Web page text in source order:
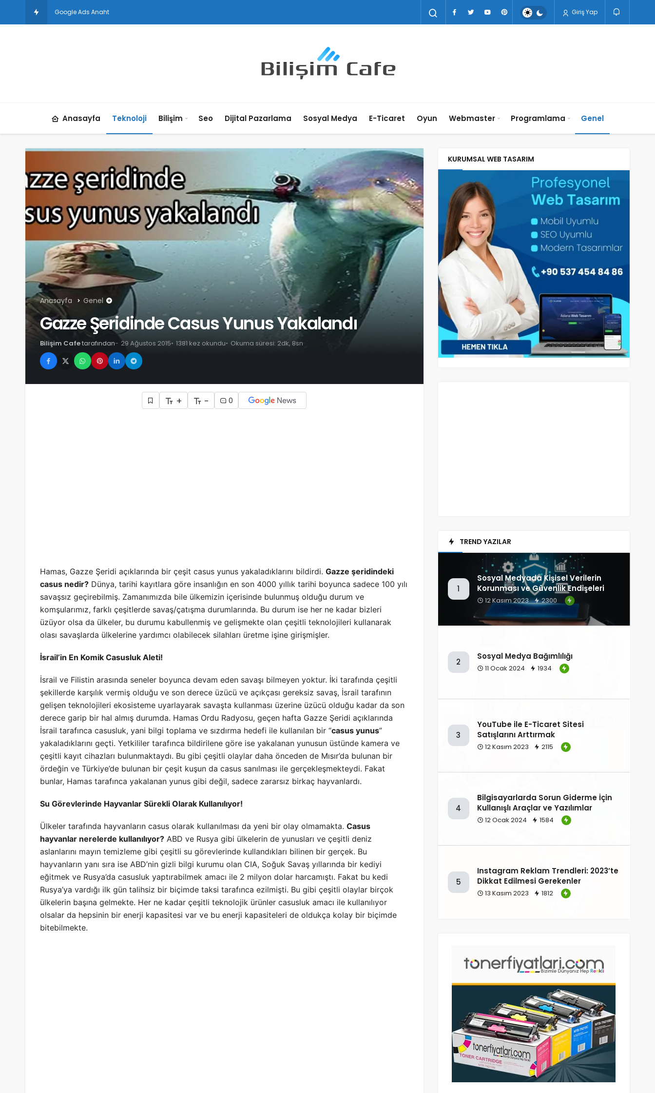
Google Ads Anahtar Kelime Araştırması İle En İyi Sonuçl Giriş Yap
Anasayfa Teknoloji Bilişim Seo Dijital Pazarlama Sosyal Medya E-Ticaret Oyun Webmaster Programlama Genel
Anasayfa Genel
Gazze Şeridinde Casus Yunus Yakalandı
Bilişim Cafetarafından 29 Ağustos 2015 1381 kez okundu Okuma süresi: 2dk, 8sn
+ - 0
Hamas, Gazze Şeridi açıklarında bir çeşit casus yunus yakaladıklarını bildirdi. Gazze şeridindeki
casus nedir? Dünya, tarihi kayıtlara göre insanlığın en son 4000 yıllık tarihi boyunca sadece 100 yılı
savaşsız geçirebilmiş. Zamanımızda bile ülkemizin içerisinde bulunmuş olduğu durum ve
komşularımız, farklı çeşitlerde savaş/çatışma durumlarında. Bu durum ise her ne kadar bizleri
üzüyor olsa da ülkeler, bu durumu kabullenmiş ve gelişmekte olan çeşitli teknolojileri kullanarak
olası savaşlarda ülkelerine yardımcı olabilecek silahları üretme işine girişmişler.
İsrail’in En Komik Casusluk Aleti!
İsrail ve Filistin arasında seneler boyunca devam eden savaşı bilmeyen yoktur. İki tarafında çeşitli
şekillerde karşılık vermiş olduğu ve son derece üzücü ve açıkçası gereksiz savaş, İsrail tarafının
gelişen teknolojileri ekosisteme uyarlayarak savaşta kullanması üzerine üzücü olduğu kadar da son
derece garip bir hal almış durumda. Hamas Ordu Radyosu, geçen hafta Gazze Şeridi açıklarında
İsrail tarafınca casusluk, yani bilgi toplama ve sızdırma hedefi ile kullanılan bir “casus yunus”
yakaladıklarını geçti. Yetkililer tarafınca bildirilene göre ise yakalanan yunusun üstünde kamera ve
çeşitli kayıt cihazları bulunmaktaydı. Bu gibi çeşitli olaylar daha önceden de Mısır’da bulunan bir
ördeğin ve Türkiye’de bulunan bir çeşit kuşun da casus sanılması ile gerçekleşmekteydi. Fakat
bunlar, Hamas tarafınca yakalanan yunus gibi değil, sadece zararsız birkaç hayvanlardı.
Su Görevlerinde Hayvanlar Sürekli Olarak Kullanılıyor!
Ülkeler tarafında hayvanların casus olarak kullanılması da yeni bir olay olmamakta. Casus
hayvanlar nerelerde kullanılıyor? ABD ve Rusya gibi ülkelerin de yunusları ve çeşitli deniz
aslanlarını mayın temizleme gibi çeşitli su görevlerinde kullandıkları bilinen bir gerçek. Bu
hayvanların yanı sıra ise ABD’nin gizli bilgi kurumu olan CIA, Soğuk Savaş yıllarında bir kediyi
eğitmek ve Rusya’da casusluk yaptırabilmek amacı ile 2 milyon dolar harcamıştı. Fakat bu kedi
Rusya’ya vardığı ilk gün talihsiz bir biçimde taksi tarafınca ezilmişti. Bu gibi çeşitli olaylar birçok
ülkelerin başına gelmekte. Her ne kadar çeşitli teknolojik ürünler casusluk amacı ile kullanılıyor
olsalar da hepsinin bir enerji kapasitesi var ve bu enerji kapasiteleri de oldukça kolay bir biçimde
bitebilmekte.
KURUMSAL WEB TASARIM
TREND YAZILAR
1
Sosyal Medyada Kişisel Verilerin
Korunması ve Güvenlik Endişeleri
12 Kasım 2023 2300
2
Sosyal Medya Bağımlılığı
11 Ocak 2024 1934
3
YouTube ile E-Ticaret Sitesi
Satışlarını Arttırmak
12 Kasım 2023 2115
4
Bilgisayarlarda Sorun Giderme İçin
Kullanışlı Araçlar ve Yazılımlar
12 Ocak 2024 1584
5
Instagram Reklam Trendleri: 2023’te
Dikkat Edilmesi Gerekenler
13 Kasım 2023 1812